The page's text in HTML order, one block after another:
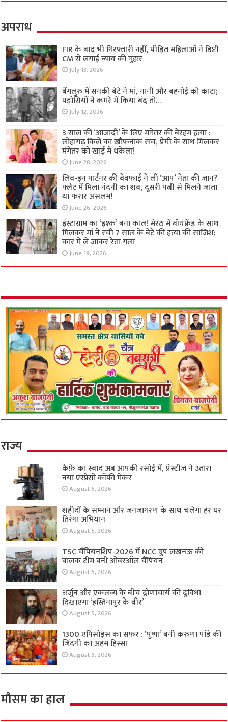
अपराध
FIR के बाद भी गिरफ्तारी नहीं, पीड़ित महिलाओं ने डिप्टी
CM से लगाई न्याय की गुहार
July 13, 2026
बेंगलुरु में सनकी बेटे ने मां, नानी और बहनोई को काटा;
पड़ोसियों ने कमरे में किया बंद तो…
July 12, 2026
3 साल की ‘आजादी’ के लिए मंगेतर की बेरहम हत्या :
लोहागढ़ किले का खौफनाक सच, प्रेमी के साथ मिलकर
मंगेतर को खाई में धकेला!
June 28, 2026
लिव-इन पार्टनर की बेवफाई ने ली ‘आप’ नेता की जान?
फ्लैट में मिला नंदनी का शव, दूसरी पत्नी से मिलने जाता
था फरार असलम!
June 26, 2026
इंस्टाग्राम का ‘इश्क’ बना काल! मेरठ में बॉयफ्रेंड के साथ
मिलकर मां ने रची 7 साल के बेटे की हत्या की साजिश;
कार में ले जाकर रेता गला
June 18, 2026
राज्य
कैफ़े का स्वाद अब आपकी रसोई में, प्रेस्टीज ने उतारा
नया एस्प्रेसो कॉफी मेकर
August 6, 2026
शहीदों के सम्मान और जनजागरण के साथ चलेगा हर घर
तिरंगा अभियान
August 5, 2026
TSC चैंपियनशिप-2026 में NCC ग्रुप लखनऊ की
बालक टीम बनी ओवरऑल चैंपियन
August 5, 2026
अर्जुन और एकलव्य के बीच द्रोणाचार्य की दुविधा
दिखाएगा ‘हस्तिनापुर के वीर’
August 5, 2026
1300 एपिसोड्स का सफर : ‘पुष्पा’ बनी करुणा पांडे की
जिंदगी का अहम हिस्सा
August 5, 2026
मौसम का हाल